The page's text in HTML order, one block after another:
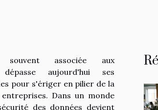
souvent associée aux
dépasse aujourd'hui ses
pour s'ériger en pilier de la
Dans un monde
des données devient